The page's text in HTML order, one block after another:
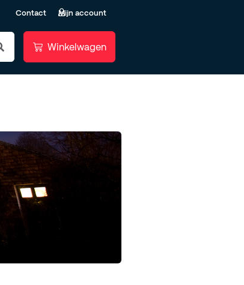
Contact Mijn account